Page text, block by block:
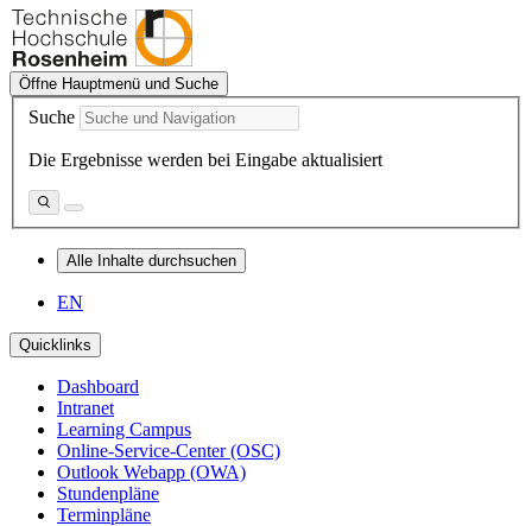
Öffne Hauptmenü und Suche
Suche
Die Ergebnisse werden bei Eingabe aktualisiert
Alle Inhalte durchsuchen
EN
Quicklinks
Dashboard
Intranet
Learning Campus
Online-Service-Center (OSC)
Outlook Webapp (OWA)
Stundenpläne
Terminpläne